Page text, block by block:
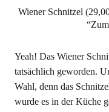
Wiener Schnitzel
Yeah! Das Wiener
tatsächlich geworden.
Wahl, denn das
wurde es in der Küche